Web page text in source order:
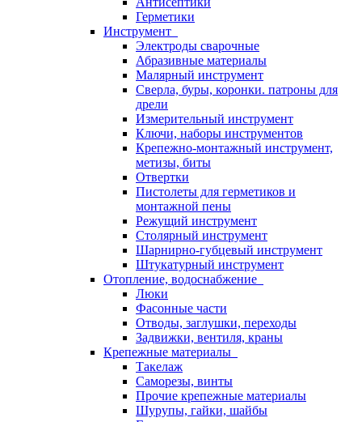
Герметики
Инструмент
Электроды сварочные
Абразивные материалы
Малярный инструмент
Сверла, буры, коронки. патроны для
дрели
Измерительный инструмент
Ключи, наборы инструментов
Крепежно-монтажный инструмент,
метизы, биты
Отвертки
Пистолеты для герметиков и
монтажной пены
Режущий инструмент
Столярный инструмент
Шарнирно-губцевый инструмент
Штукатурный инструмент
Отопление, водоснабжение
Люки
Фасонные части
Отводы, заглушки, переходы
Задвижки, вентиля, краны
Крепежные материалы
Такелаж
Саморезы, винты
Прочие крепежные материалы
Шурупы, гайки, шайбы